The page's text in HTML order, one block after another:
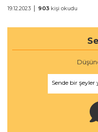
19.12.2023 | 903 kişi okudu
Sende bir şeyler